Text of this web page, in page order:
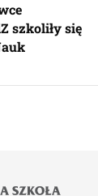
szkoliły się